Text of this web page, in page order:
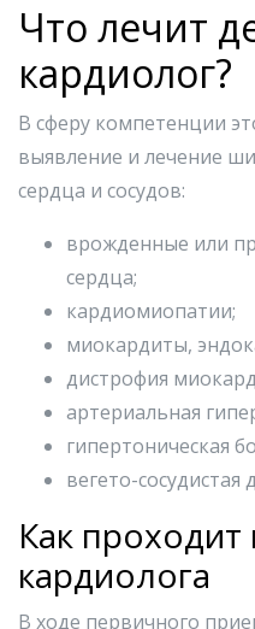
Что лечит
кардиолог?
В сферу компетенции
выявление и лечение
сердца и сосудов:
врожденные или
сердца;
кардиомиопатии;
миокардиты,
дистрофия
артериальная
гипертоническая
вегето-сосудистая
Как
кардиолога
В ходе первичного